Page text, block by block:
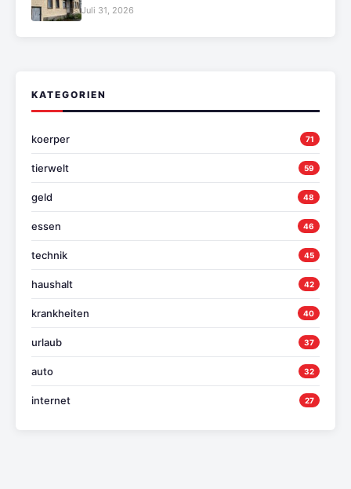
Juli 31, 2026
KATEGORIEN
koerper 71
tierwelt 59
geld 48
essen 46
technik 45
haushalt 42
krankheiten 40
urlaub 37
auto 32
internet 27